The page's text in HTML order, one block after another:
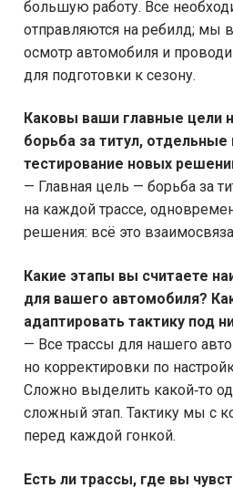
большую работу. Все
отправляются на ребилд; мы
осмотр автомобиля и
для подготовки к сезону.
Каковы ваши главные цели
борьба за титул,
тестирование новых
— Главная цель — борьба за
на каждой трассе,
решения: всё это
Какие этапы вы считаете
для вашего автомобиля?
адаптировать тактику под
— Все трассы для нашего
но корректировки по
Сложно выделить какой‑то
сложный этап. Тактику мы с
перед каждой гонкой.
Есть ли трассы, где вы